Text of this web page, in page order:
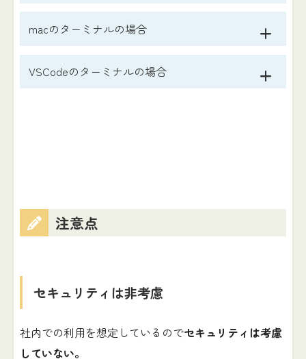
macのターミナルの場合
VSCodeのターミナルの場合
注意点
セキュリティは非考慮
社内での利用を想定しているのでセキュリティは考慮
していない。